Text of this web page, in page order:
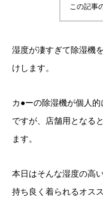
この記事
湿度が凄すぎて除湿機
けします。
カ●ーの除湿機が個人
ですが、店舗用となる
ます。
本日はそんな湿度の高
持ち良く着られるオス